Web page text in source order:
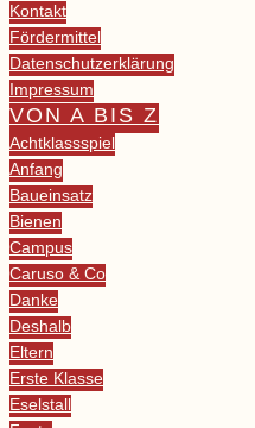
Kontakt
Fördermittel
Datenschutzerklärung
Impressum
VON A BIS Z
Achtklassspiel
Anfang
Baueinsatz
Bienen
Campus
Caruso & Co
Danke
Deshalb
Eltern
Erste Klasse
Eselstall